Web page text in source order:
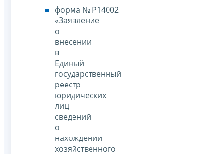
форма № Р14002
«Заявление
о
внесении
в
Единый
государственный
реестр
юридических
лиц
сведений
о
нахождении
хозяйственного